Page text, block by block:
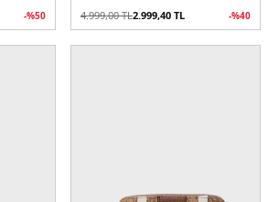
-%50
4.999,00TL2.999,40 TL -%40